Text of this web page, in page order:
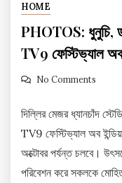
HOME
PHOTOS: ধুনুচি,
TV9 ফেস্টিভ্যাল অব
No Comments
দিল্লির মেজর ধ্যানচাঁদ
TV9 ফেস্টিভ্যাল অব
অক্টোবর পর্যন্ত চলবে।
পরিবেশন করে সকলকে